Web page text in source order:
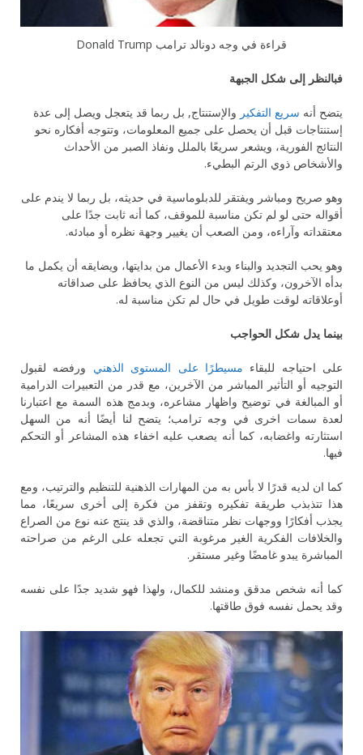
قراءة في وجه دونالد ترامب Donald Trump
فبالنظر إلى شكل الجبهة
يتضح أنه سريع التفكير والإستنتاج, بل ربما قد يتعجل ويصل إلى عدة
إستنتاجات قبل أن يحصل على جميع المعلومات، وتتوجه أفكاره نحو
النتائج الفورية، ويشعر سريعًا بالملل ونفاذ الصبر من الأحداث
والأشخاص ذوي الرتم البطيء.
وهو صريح ومباشر ويفتقر للدبلوماسية في حديثه، بل ربما لا يندم على
أقواله حتى لو لم تكن مناسبة للموقف، كما أنه ثابت جدًا على
معتقداته وآراءه، ومن الصعب أن يغيير وجهة نظره أو مبادئه.
وهو يحب التجديد والبناء وبدء الأعمال من بدايتها، ويضايقه أن يكمل ما
بدأه الآخرون، وكذلك ليس من النوع الذي يحافظ على صداقاته
أوعلاقاته لوقت طويل في حال لم تكن مناسبة له.
بينما يدل شكل الحواجب
على احتياجه للبقاء مسيطرًا على المستوى الذهني ورفضه لقبول
التوجيه أو التأثير المباشر من الآخرين، مع قدر من التعبيرات الدرامية
أو المبالغة في توضيح واظهار مشاعره، وبدمج هذه السمة مع اعتبارنا
لعدة سمات اخرى في وجه ترامب؛ يتضح لنا أيضًا أنه من السهل
استثارته واغضابه، كما أنه يصعب عليه اخفاء هذه المشاعر أو التحكم
فيها.
كما ان لديه قدرًا لا بأس به من المهارات الذهنية للتنظيم والترتيب، ومع
هذا تتذبذب طريقة تفكيره وتقفز من فكرة إلى أخرى سريعًا، مما
يجذب أفكارًا ووجهات نظر متناقضة، والذي قد ينتج عنه نوع من الصراع
والخلافات الفكرية الغير مرغوبة التي تجعله على الرغم من صراحته
المباشرة يبدو غامضًا وغير مستقر.
كما أنه شخص مدقق ومنشد للكمال، ولهذا فهو شديد جدًا على نفسه
وقد يحمل نفسه فوق طاقتها.